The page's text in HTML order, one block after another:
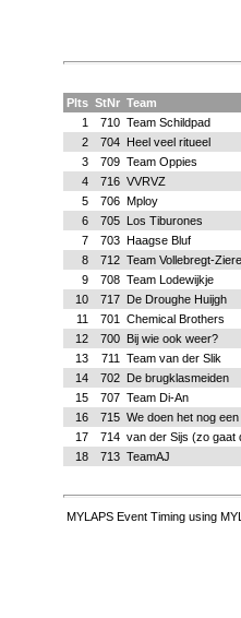
Plts StNr Team
1
710 Team Schildpad
2
704 Heel veel ritueel
3
709 Team Oppies
4
716 VVRVZ
5
706 Mploy
6
705 Los Tiburones
7
703 Haagse Bluf
8
712 Team Vollebregt-Ziere
9
708 Team Lodewijkje
10
717 De Droughe Huijgh
11
701 Chemical Brothers
12
700 Bij wie ook weer?
13
711 Team van der Slik
14
702 De brugklasmeiden
15
707 Team Di-An
16
715 We doen het nog
17
714 van der Sijs (zo gaat
18
713 TeamAJ
MYLAPS Event Timing using